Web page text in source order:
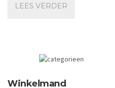
LEES VERDER
Winkelmand